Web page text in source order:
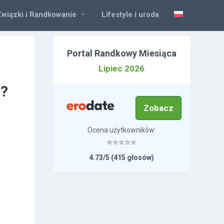
i Randkowanie Lifestyle i uroda
Portal Randkowy Miesiąca
Lipiec 2026
Zobacz
Ocena użytkowników:
⭐⭐⭐⭐⭐
4.73/5 (415 głosów)